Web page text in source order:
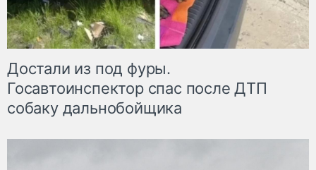
Достали из под фуры.
Госавтоинспектор спас после ДТП
собаку дальнобойщика